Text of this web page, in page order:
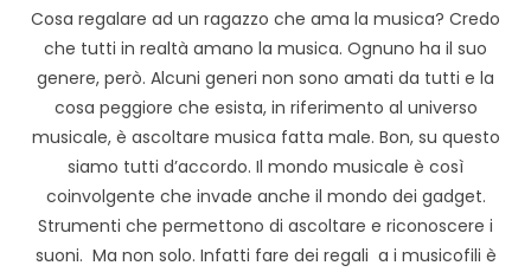
Cosa regalare ad un ragazzo che ama la musica? Credo
che tutti in realtà amano la musica. Ognuno ha il suo
genere, però. Alcuni generi non sono amati da tutti e la
cosa peggiore che esista, in riferimento al universo
musicale, è ascoltare musica fatta male. Bon, su questo
siamo tutti d’accordo. Il mondo musicale è così
coinvolgente che invade anche il mondo dei gadget.
Strumenti che permettono di ascoltare e riconoscere i
suoni. Ma non solo. Infatti fare dei regali a i musicofili è